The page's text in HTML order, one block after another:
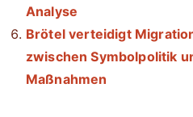
Analyse
Brötel verteidigt
zwischen Symbolpolitik
Maßnahmen